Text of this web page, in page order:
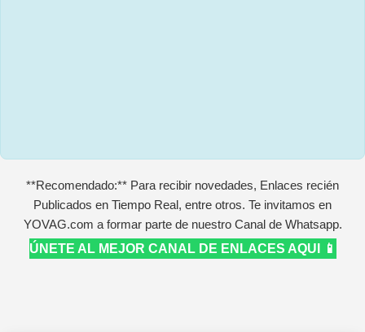
**Recomendado:** Para recibir novedades, Enlaces recién
Publicados en Tiempo Real, entre otros. Te invitamos en
YOVAG.com a formar parte de nuestro Canal de Whatsapp.
ÚNETE AL MEJOR CANAL DE ENLACES AQUI 📱